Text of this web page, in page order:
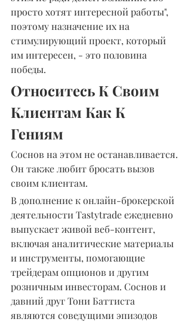
просто хотят интересной работы",
поэтому назначение их на
стимулирующий проект, который
им интересен, - это половина
победы.
Относитесь К Своим
Клиентам Как К
Гениям
Соснов на этом не останавливается.
Он также любит бросать вызов
своим клиентам.
В дополнение к онлайн-брокерской
деятельности Tastytrade ежедневно
выпускает живой веб-контент,
включая аналитические материалы
и инструменты, помогающие
трейдерам опционов и другим
розничным инвесторам. Соснов и
давний друг Тони Баттиста
являются соведущими эпизодов